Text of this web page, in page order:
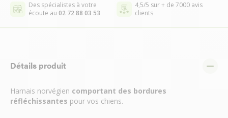
Des spécialistes à votre
écoute au 02 72 88 03 53
4,5/5 sur + de 7000 avis
clients
Détails produit
Harnais norvégien comportant des bordures
réfléchissantes pour vos chiens.